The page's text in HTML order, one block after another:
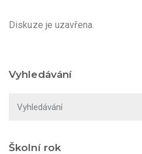
Diskuze je uzavřena.
Vyhledávání
Školní rok